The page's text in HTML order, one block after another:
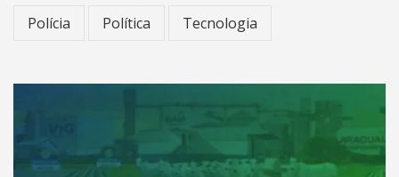
Polícia Política Tecnologia